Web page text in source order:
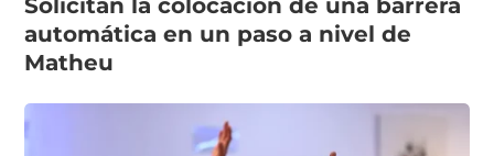
Solicitan la colocación de una barrera
automática en un paso a nivel de
Matheu